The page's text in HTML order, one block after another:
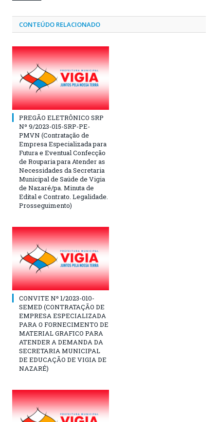
CONTEÚDO RELACIONADO
PREGÃO ELETRÔNICO SRP
Nº 9/2023-015-SRP-PE-
PMVN (Contratação de
Empresa Especializada para
Futura e Eventual Confecção
de Rouparia para Atender as
Necessidades da Secretaria
Municipal de Saúde de Vigia
de Nazaré/pa. Minuta de
Edital e Contrato. Legalidade.
Prosseguimento)
CONVITE Nº 1/2023-010-
SEMED (CONTRATAÇÃO DE
EMPRESA ESPECIALIZADA
PARA O FORNECIMENTO DE
MATERIAL GRAFICO PARA
ATENDER A DEMANDA DA
SECRETARIA MUNICIPAL
DE EDUCAÇÃO DE VIGIA DE
NAZARÉ)